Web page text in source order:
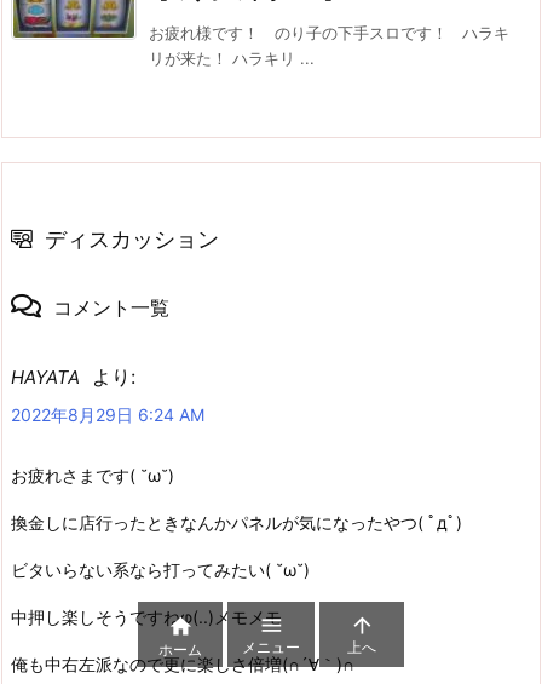
お疲れ様です！ のり子の下手スロです！ ハラキ
リが来た！ ハラキリ ...
ディスカッション
コメント一覧
HAYATA より:
2022年8月29日 6:24 AM
お疲れさまです( ˘ω˘)
換金しに店行ったときなんかパネルが気になったやつ( ﾟдﾟ)
ビタいらない系なら打ってみたい( ˘ω˘)
中押し楽しそうですねφ(..)メモメモ
俺も中右左派なので更に楽しさ倍増(∩´∀｀)∩

ホーム

メニュー

上へ